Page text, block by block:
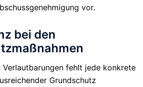
vor.
bei den
fehlt jede konkrete
Grundschutz